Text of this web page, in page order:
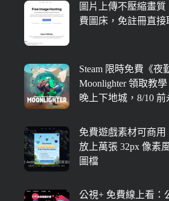
圖片上傳不壓縮畫質
費圖床，免註冊直
Steam 限時免費《夜
Moonlighter 領取教
晚上下地城，8/10 前
免費遊戲素材可商用
放上萬張 32px 像素
圖檔
公視+ 免費線上看：